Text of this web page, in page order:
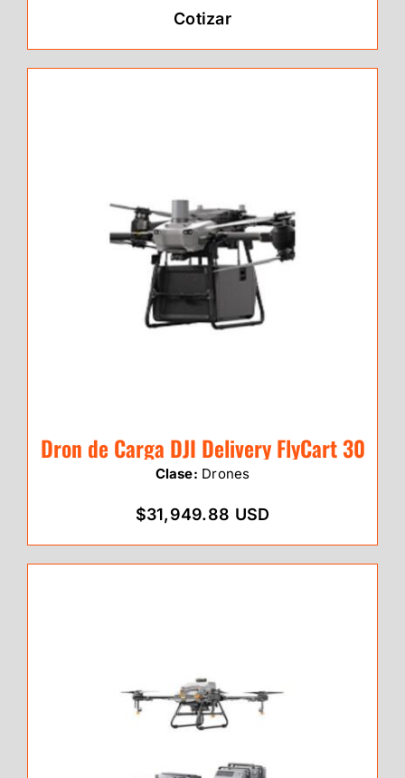
Cotizar
Dron de Carga DJI Delivery FlyCart 30
Clase: Drones
$31,949.88 USD